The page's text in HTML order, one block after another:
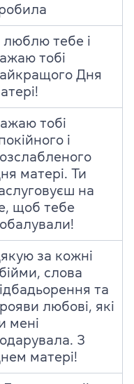
люблю тебе і
тобі
Дня
тобі
і
матері. Ти
на
щоб тебе
за кожні
слова
та
любові, які
мені
З
матері!